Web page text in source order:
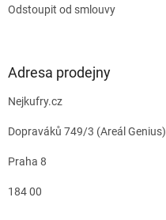
Odstoupit od smlouvy
Adresa prodejny
Nejkufry.cz
Dopraváků 749/3 (Areál Genius)
Praha 8
184 00